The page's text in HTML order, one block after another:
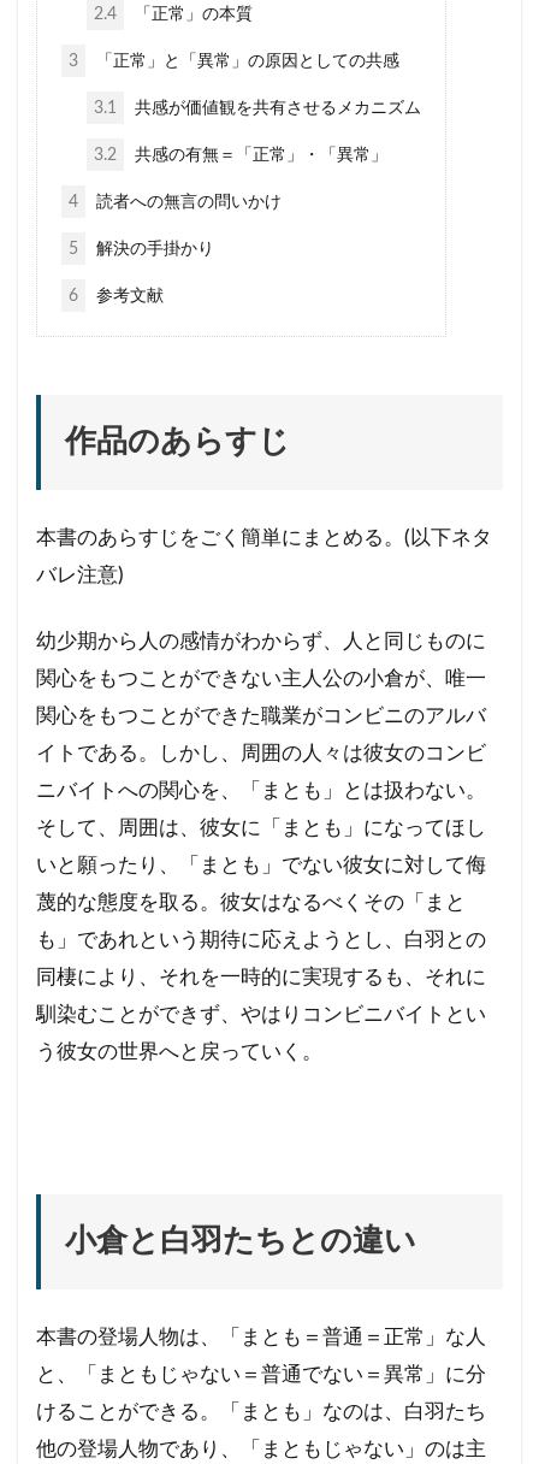
2.4 「正常」の本質
3 「正常」と「異常」の原因としての共感
3.1 共感が価値観を共有させるメカニズム
3.2 共感の有無＝「正常」・「異常」
4 読者への無言の問いかけ
5 解決の手掛かり
6 参考文献
作品のあらすじ
本書のあらすじをごく簡単にまとめる。(以下ネタ
バレ注意)
幼少期から人の感情がわからず、人と同じものに
関心をもつことができない主人公の小倉が、唯一
関心をもつことができた職業がコンビニのアルバ
イトである。しかし、周囲の人々は彼女のコンビ
ニバイトへの関心を、「まとも」とは扱わない。
そして、周囲は、彼女に「まとも」になってほし
いと願ったり、「まとも」でない彼女に対して侮
蔑的な態度を取る。彼女はなるべくその「まと
も」であれという期待に応えようとし、白羽との
同棲により、それを一時的に実現するも、それに
馴染むことができず、やはりコンビニバイトとい
う彼女の世界へと戻っていく。
小倉と白羽たちとの違い
本書の登場人物は、「まとも＝普通＝正常」な人
と、「まともじゃない＝普通でない＝異常」に分
けることができる。「まとも」なのは、白羽たち
他の登場人物であり、「まともじゃない」のは主